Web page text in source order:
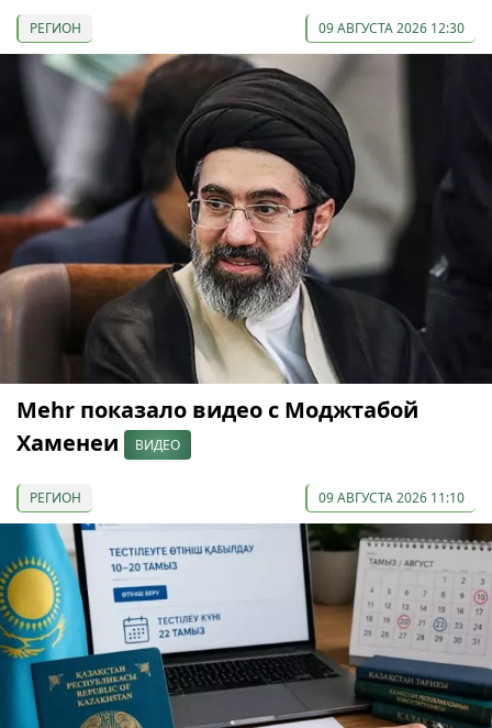
РЕГИОН 09 АВГУСТА 2026 12:30
Mehr показало видео с Моджтабой
Хаменеи
ВИДЕО
РЕГИОН 09 АВГУСТА 2026 11:10